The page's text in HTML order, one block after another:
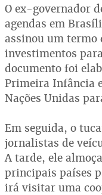
O ex-governador
agendas em
assinou um termo
investimentos
documento foi
Primeira Infância
Nações Unidas
Em seguida, o
jornalistas de
A tarde, ele
principais países
irá visitar uma